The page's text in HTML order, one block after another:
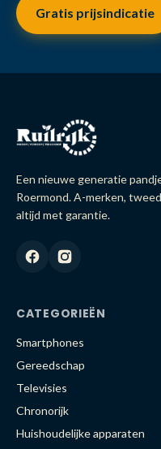
Gratis prijsindicatie
Een nieuwe generatie
Roermond. A-merken,
altijd met garantie.
CATEGORIEËN
Smartphones
Gereedschap
Televisies
Chronorijk
Huishoudelijke apparaten